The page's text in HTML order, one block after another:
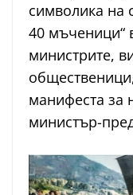
символика на
40 мъченици“
министрите,
манифеста за
министър-